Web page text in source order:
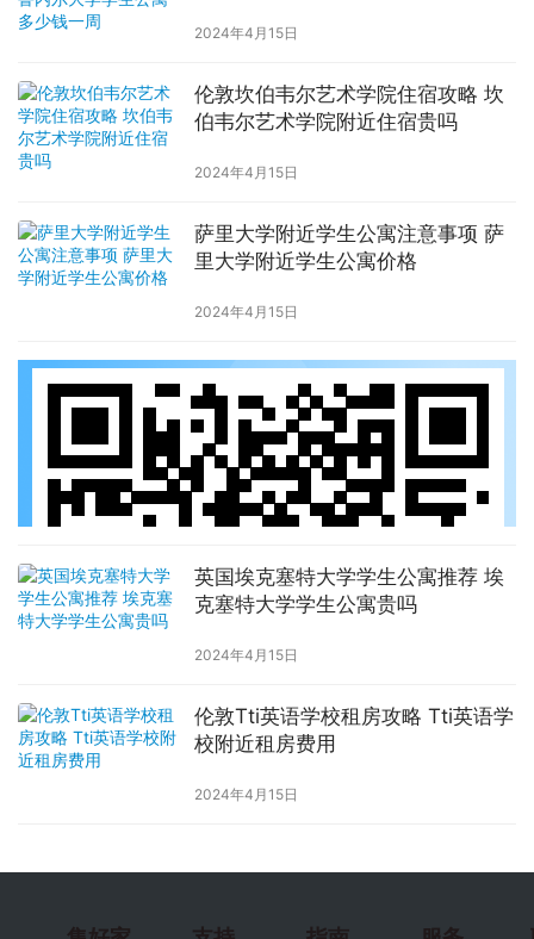
2024年4月15日
伦敦坎伯韦尔艺术学院住宿攻略 坎
伯韦尔艺术学院附近住宿贵吗
2024年4月15日
萨里大学附近学生公寓注意事项 萨
里大学附近学生公寓价格
2024年4月15日
英国埃克塞特大学学生公寓推荐 埃
克塞特大学学生公寓贵吗
2024年4月15日
伦敦Tti英语学校租房攻略 Tti英语学
校附近租房费用
2024年4月15日